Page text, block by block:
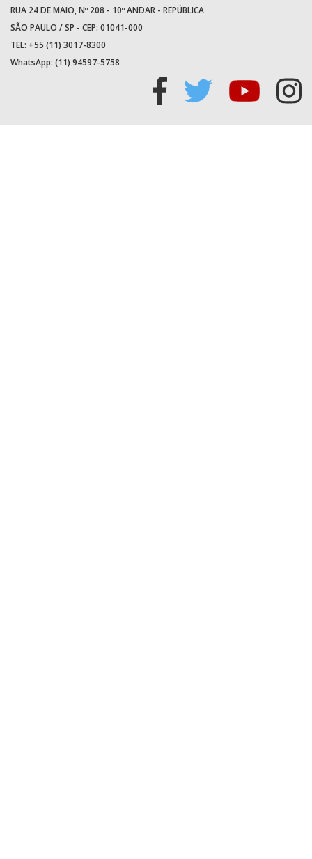
RUA 24 DE MAIO, Nº 208 - 10º ANDAR - REPÚBLICA
SÃO PAULO / SP - CEP: 01041-000
TEL: +55 (11) 3017-8300
WhatsApp: (11) 94597-5758
Acessar
Acessar